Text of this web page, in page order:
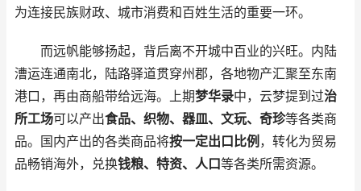
为连接民族财政、城市消费和百姓生活的重要一环。
而远帆能够扬起，背后离不开城中百业的兴旺。内陆
漕运连通南北，陆路驿道贯穿州郡，各地物产汇聚至东南
港口，再由商船带给远海。上期梦华录中，云梦提到过治
所工场可以产出食品、织物、器皿、文玩、奇珍等各类商
品。国内产出的各类商品将按一定出口比例 ，转化为贸易
品畅销海外，兑换钱粮、特资、人口等各类所需资源。